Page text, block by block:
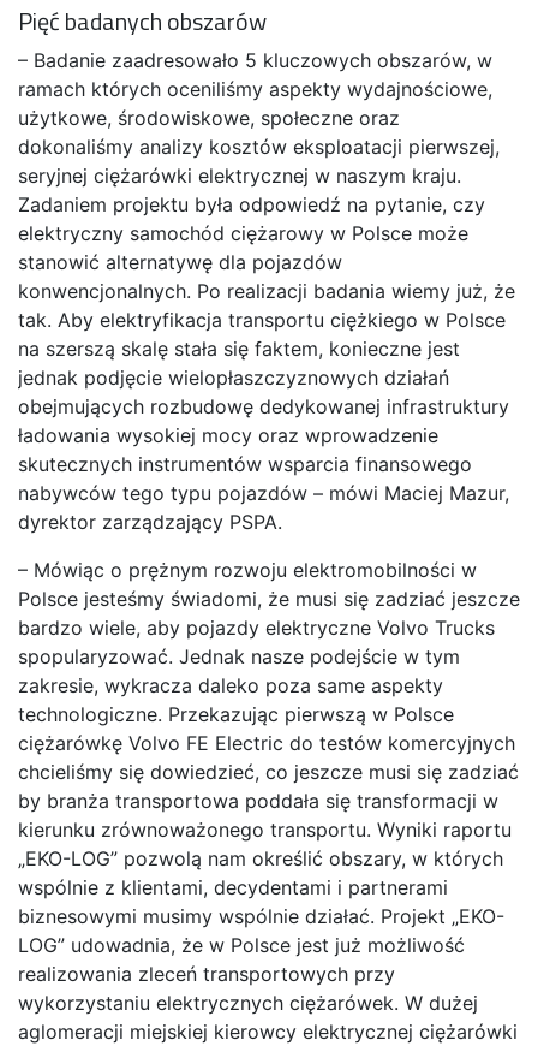
Pięć badanych obszarów
– Badanie zaadresowało 5 kluczowych obszarów, w
ramach których oceniliśmy aspekty wydajnościowe,
użytkowe, środowiskowe, społeczne oraz
dokonaliśmy analizy kosztów eksploatacji pierwszej,
seryjnej ciężarówki elektrycznej w naszym kraju.
Zadaniem projektu była odpowiedź na pytanie, czy
elektryczny samochód ciężarowy w Polsce może
stanowić alternatywę dla pojazdów
konwencjonalnych. Po realizacji badania wiemy już, że
tak. Aby elektryfikacja transportu ciężkiego w Polsce
na szerszą skalę stała się faktem, konieczne jest
jednak podjęcie wielopłaszczyznowych działań
obejmujących rozbudowę dedykowanej infrastruktury
ładowania wysokiej mocy oraz wprowadzenie
skutecznych instrumentów wsparcia finansowego
nabywców tego typu pojazdów – mówi Maciej Mazur,
dyrektor zarządzający PSPA.
– Mówiąc o prężnym rozwoju elektromobilności w
Polsce jesteśmy świadomi, że musi się zadziać jeszcze
bardzo wiele, aby pojazdy elektryczne Volvo Trucks
spopularyzować. Jednak nasze podejście w tym
zakresie, wykracza daleko poza same aspekty
technologiczne. Przekazując pierwszą w Polsce
ciężarówkę Volvo FE Electric do testów komercyjnych
chcieliśmy się dowiedzieć, co jeszcze musi się zadziać
by branża transportowa poddała się transformacji w
kierunku zrównoważonego transportu. Wyniki raportu
„EKO-LOG” pozwolą nam określić obszary, w których
wspólnie z klientami, decydentami i partnerami
biznesowymi musimy wspólnie działać. Projekt „EKO-
LOG” udowadnia, że w Polsce jest już możliwość
realizowania zleceń transportowych przy
wykorzystaniu elektrycznych ciężarówek. W dużej
aglomeracji miejskiej kierowcy elektrycznej ciężarówki